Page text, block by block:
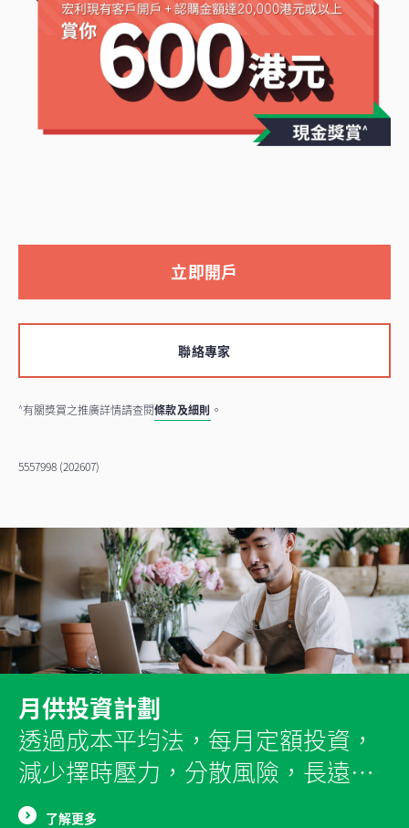
立即開戶
聯絡專家
^有關獎賞之推廣詳情請查閱條款及細則 。
5557998 (202607)
月供投資計劃
透過成本平均法，每月定額投資，
減少擇時壓力，分散風險，長遠實
現穩定回報。
了解更多